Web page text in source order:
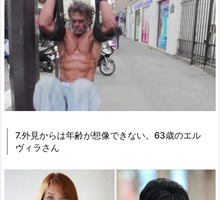
7.外見からは年齢が想像できない。63歳のエル
ヴィラさん